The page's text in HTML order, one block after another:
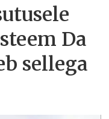
Da
sellega